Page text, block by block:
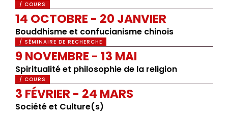
/ COURS
14 OCTOBRE - 20 JANVIER
Bouddhisme et confucianisme chinois
/ SÉMINAIRE DE RECHERCHE
9 NOVEMBRE - 13 MAI
Spiritualité et philosophie de la religion
/ COURS
3 FÉVRIER - 24 MARS
Société et Culture(s)